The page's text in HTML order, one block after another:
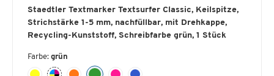
Staedtler Textmarker Textsurfer Classic, Keilspitze,
Strichstärke 1-5 mm, nachfüllbar, mit Drehkappe,
Recycling-Kunststoff, Schreibfarbe grün, 1 Stück
Farbe: grün